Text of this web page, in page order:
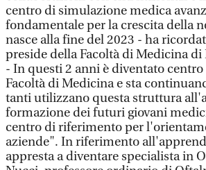
centro di simulazione medica
fondamentale per la crescita della
nasce alla fine del 2023 - ha
preside della Facoltà di Medicina di
- In questi 2 anni è diventato
Facoltà di Medicina e sta
tanti utilizzano questa struttura
formazione dei futuri giovani
centro di riferimento per
aziende". In riferimento
appresta a diventare specialista in